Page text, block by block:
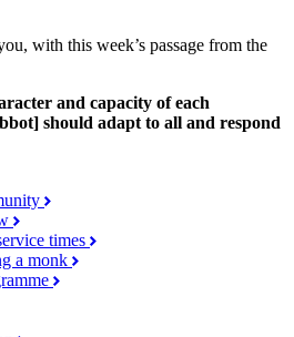
with this week’s passage from the
and capacity of each
should adapt to all and respond
times
a monk